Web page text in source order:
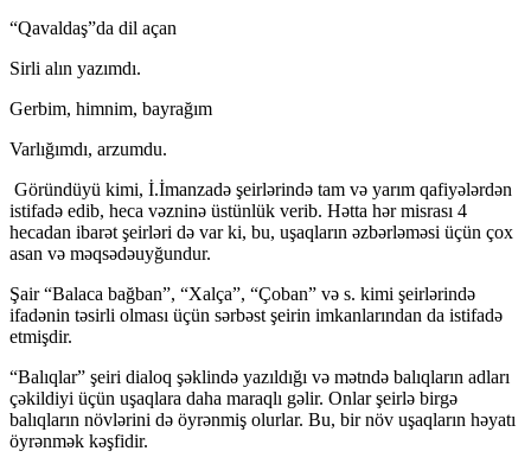
“Qavaldaş”da dil açan
Sirli alın yazımdı.
Gerbim, himnim, bayrağım
Varlığımdı, arzumdu.
Göründüyü kimi, İ.İmanzadə şeirlərində tam və yarım qafiyələrdən
istifadə edib, heca vəzninə üstünlük verib. Hətta hər misrası 4
hecadan ibarət şeirləri də var ki, bu, uşaqların əzbərləməsi üçün çox
asan və məqsədəuyğundur.
Şair “Balaca bağban”, “Xalça”, “Çoban” və s. kimi şeirlərində
ifadənin təsirli olması üçün sərbəst şeirin imkanlarından da istifadə
etmişdir.
“Balıqlar” şeiri dialoq şəklində yazıldığı və mətndə balıqların adları
çəkildiyi üçün uşaqlara daha maraqlı gəlir. Onlar şeirlə birgə
balıqların növlərini də öyrənmiş olurlar. Bu, bir növ uşaqların həyatı
öyrənmək kəşfidir.